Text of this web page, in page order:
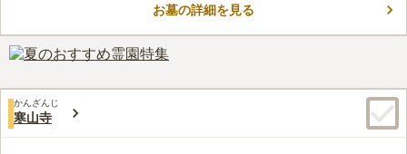
みんなの評価
3.7 口コミ2件
30代女性
自宅と霊園に行くまでの間に生花店やホームセンター・仏具店や
とても便利です。
お墓の詳細を見る
かんざんじ
寒山寺